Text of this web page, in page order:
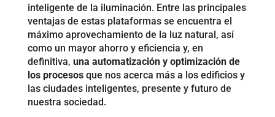
inteligente de la iluminación. Entre las principales
ventajas de estas plataformas se encuentra el
máximo aprovechamiento de la luz natural, así
como un mayor ahorro y eficiencia y, en
definitiva, una automatización y optimización de
los procesosque nos acerca más a los edificios y
las ciudades inteligentes, presente y futuro de
nuestra sociedad.